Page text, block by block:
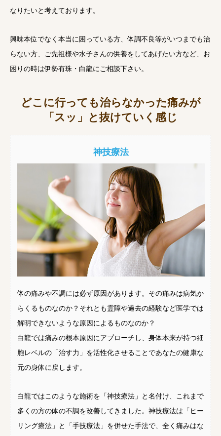
なりたいと考えております。
興味本位でなく本当に困っている方、体調不良等がいつまでも治
らない方、ご先祖様や水子さんの供養をしてあげたい方など、お
困りの時は伊勢有珠・白龍にご相談下さい。
どこに行っても治らなかった痛みが
「スッ」と抜けていく感じ
神技療法
体の痛みや不調には必ず原因があります。その痛みは病気か
らくるものなのか？それとも霊障や過去の経験など医学では
解明できないような原因によるものなのか？
白龍では痛みの根本原因にアプローチし、身体本来が持つ細
胞レベルの「治す力」を活性化させることであなたの健康な
元の身体に戻します。
白龍ではこのような施術を「神技療法」と名付け、これまで
多くの方の体の不調を改善してきました。神技療法は「ヒー
リング療法」と「手技療法」を併せた手法で、全く痛みはな